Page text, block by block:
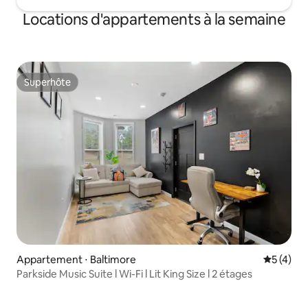
Locations d'appartements à la semaine
Superhôte
Superhôte
Appartement ⋅ Baltimore
5 (4)
Parkside Music Suite l Wi-Fi l Lit King Size l 2 étages